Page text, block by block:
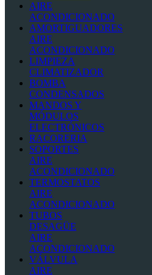
AIRE
ACONDICIONADO
AMORTIGUADORES
AIRE
ACONDICIONADO
LIMPIEZA
CLIMATIZADOR
BOMBA
CONDENSADOS
MANDOS Y
MÓDULOS
ELECTRÓNICOS
RACORERIA
SOPORTES
AIRE
ACONDICIONADO
TERMOSTATOS
AIRE
ACONDICIONADO
TUBOS
DESAGÜE
AIRE
ACONDICIONADO
VÁLVULA
AIRE